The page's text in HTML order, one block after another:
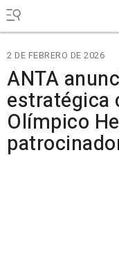
2 DE FEBRERO DE 2026
ANTA
estratégica
Olímpico